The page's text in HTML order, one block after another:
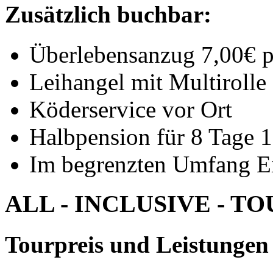
Zusätzlich buchbar:
Überlebensanzug 7,00€
Leihangel mit Multirolle
Köderservice vor Ort
Halbpension für 8 Tage
Im begrenzten Umfang
ALL - INCLUSIVE -
Tourpreis und Leistungen